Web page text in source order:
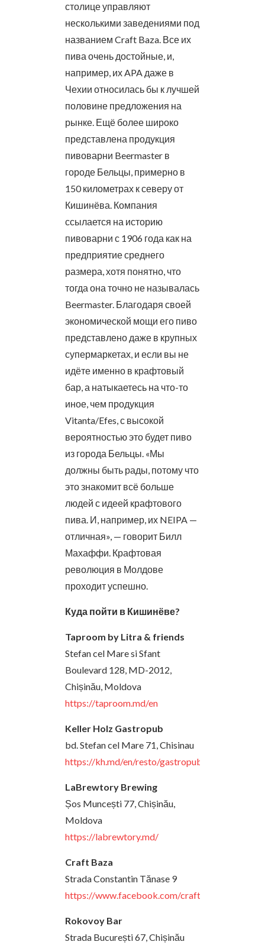
столице управляют
несколькими заведениями под
названием Craft Baza. Все их
пива очень достойные, и,
например, их APA даже в
Чехии относилась бы к лучшей
половине предложения на
рынке. Ещё более широко
представлена продукция
пивоварни Beermaster в
городе Бельцы, примерно в
150 километрах к северу от
Кишинёва. Компания
ссылается на историю
пивоварни с 1906 года как на
предприятие среднего
размера, хотя понятно, что
тогда она точно не называлась
Beermaster. Благодаря своей
экономической мощи его пиво
представлено даже в крупных
супермаркетах, и если вы не
идёте именно в крафтовый
бар, а натыкаетесь на что-то
иное, чем продукция
Vitanta/Efes, с высокой
вероятностью это будет пиво
из города Бельцы. «Мы
должны быть рады, потому что
это знакомит всё больше
людей с идеей крафтового
пива. И, например, их NEIPA —
отличная», — говорит Билл
Махаффи. Крафтовая
революция в Молдове
проходит успешно.
Куда пойти в Кишинёве?
Taproom by Litra & friends
Stefan cel Mare si Sfant
Boulevard 128, MD-2012,
Chișinău, Moldova
https://taproom.md/en
Keller Holz Gastropub
bd. Stefan cel Mare 71, Chisinau
https://kh.md/en/resto/gastropub
LaBrewtory Brewing
Șos Muncești 77, Chișinău,
Moldova
https://labrewtory.md/
Craft Baza
Strada Constantin Tănase 9
https://www.facebook.com/craftbaza/
Rokovoy Bar
Strada București 67, Chișinău